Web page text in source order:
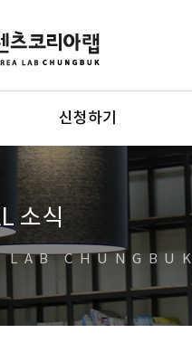
신청하기
소식
CHUNGBUK